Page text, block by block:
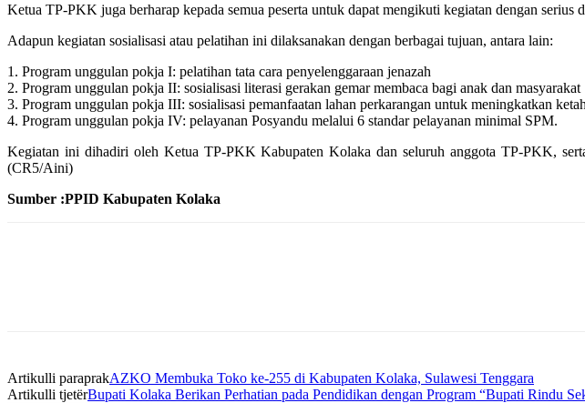
Ketua TP-PKK juga berharap kepada semua peserta untuk dapat mengikuti kegiatan dengan
Adapun kegiatan sosialisasi atau pelatihan ini dilaksanakan dengan berbagai tujuan, antara lain:
1. Program unggulan pokja I: pelatihan tata cara penyelenggaraan jenazah
2. Program unggulan pokja II: sosialisasi literasi gerakan gemar membaca bagi anak dan masyarakat
3. Program unggulan pokja III: sosialisasi pemanfaatan lahan perkarangan untuk meningkatkan
4. Program unggulan pokja IV: pelayanan Posyandu melalui 6 standar pelayanan minimal SPM.
Kegiatan ini dihadiri oleh Ketua TP-PKK Kabupaten Kolaka dan seluruh anggota TP-PKK,
(CR5/Aini)
Sumber :PPID Kabupaten Kolaka
Artikulli paraprakAZKO Membuka Toko ke-255 di Kabupaten Kolaka, Sulawesi Tenggara
Artikulli tjetërBupati Kolaka Berikan Perhatian pada Pendidikan dengan Program “Bupati Rindu